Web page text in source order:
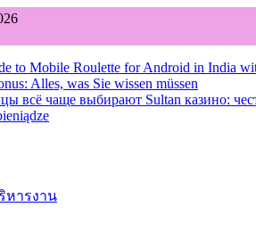
to Mobile Roulette for Android in India
Alles, was Sie wissen müssen
всё чаще выбирают Sultan казино:
หารงาน